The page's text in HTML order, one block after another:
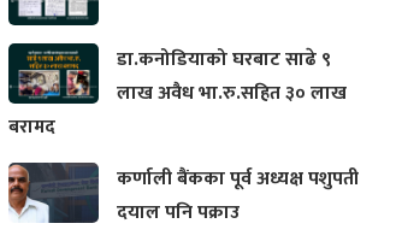
डा.कनोडियाको घरबाट साढे ९
लाख अवैध भा.रु.सहित ३० लाख
बरामद
कर्णाली बैंकका पूर्व अध्यक्ष पशुपती
दयाल पनि पक्राउ